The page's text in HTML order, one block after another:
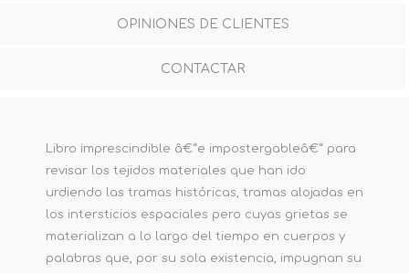
OPINIONES DE CLIENTES
CONTACTAR
Libro imprescindible â€“e impostergableâ€“ para
revisar los tejidos materiales que han ido
urdiendo las tramas históricas, tramas alojadas en
los intersticios espaciales pero cuyas grietas se
materializan a lo largo del tiempo en cuerpos y
palabras que, por su sola existencia, impugnan su